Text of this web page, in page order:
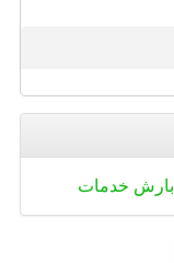
بارش خدمات